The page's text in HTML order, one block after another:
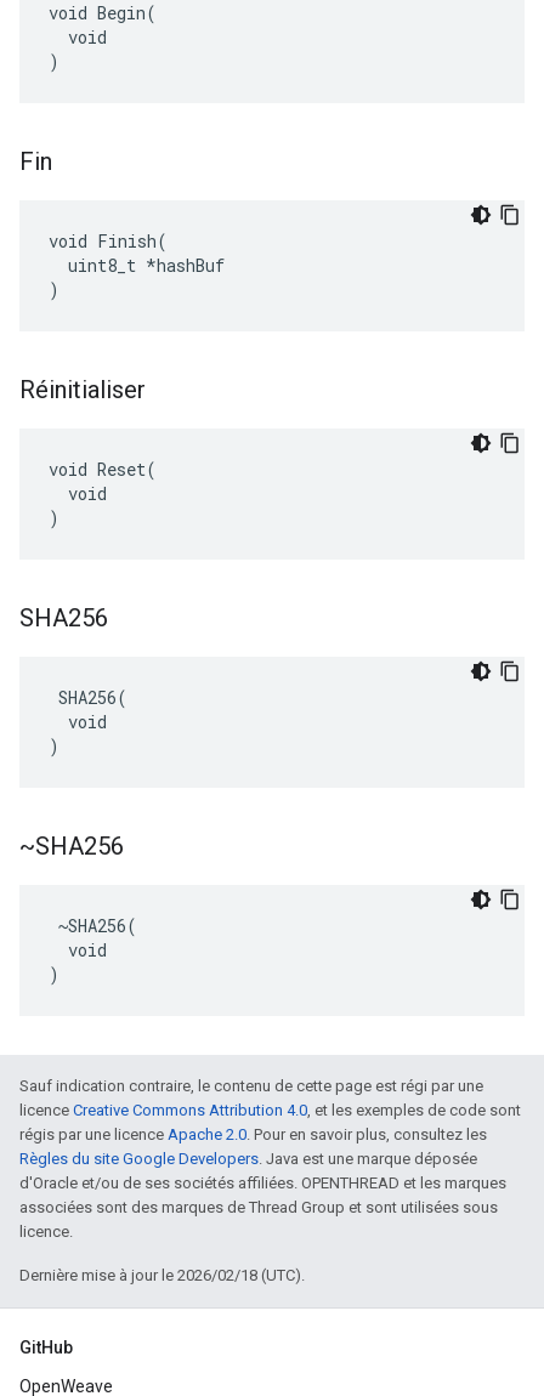
void Begin(
  void
)
Fin
void Finish(
  uint8_t *hashBuf
)
Réinitialiser
void Reset(
  void
)
SHA256
SHA256(
  void
)
~SHA256
~SHA256(
  void
)
Sauf indication contraire, le contenu de cette page est régi par une
licence Creative Commons Attribution 4.0, et les exemples de code sont
régis par une licence Apache 2.0. Pour en savoir plus, consultez les
Règles du site Google Developers. Java est une marque déposée
d'Oracle et/ou de ses sociétés affiliées. OPENTHREAD et les marques
associées sont des marques de Thread Group et sont utilisées sous
licence.
Dernière mise à jour le 2026/02/18 (UTC).
GitHub
OpenWeave